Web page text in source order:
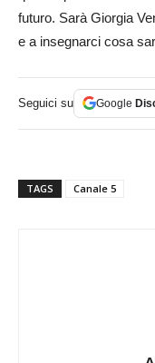
futuro. Sarà Giorgia
e a insegnarci cosa
Seguici su Google
TAGS Canale 5